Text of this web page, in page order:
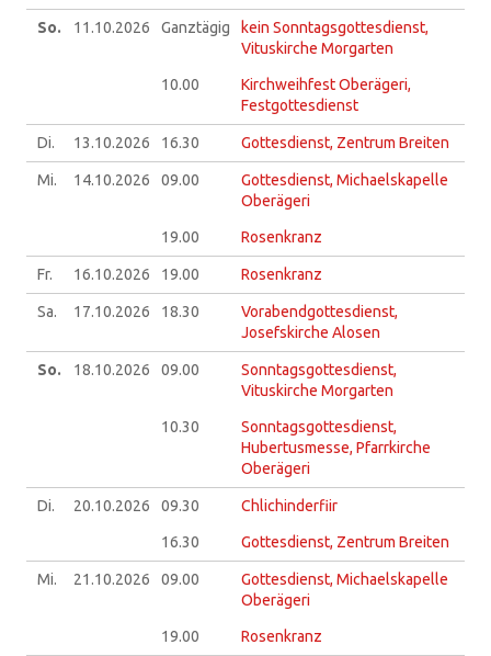
So. 11.10.2026 Ganztägig
kein Sonntagsgottesdienst,
Vituskirche Morgarten
10.00
Kirchweihfest Oberägeri,
Festgottesdienst
Di. 13.10.2026 16.30 Gottesdienst, Zentrum Breiten
Mi. 14.10.2026 09.00
Gottesdienst, Michaelskapelle
Oberägeri
19.00 Rosenkranz
Fr. 16.10.2026 19.00 Rosenkranz
Sa. 17.10.2026 18.30
Vorabendgottesdienst,
Josefskirche Alosen
So. 18.10.2026 09.00
Sonntagsgottesdienst,
Vituskirche Morgarten
10.30
Sonntagsgottesdienst,
Hubertusmesse, Pfarrkirche
Oberägeri
Di. 20.10.2026 09.30 Chlichinderfiir
16.30 Gottesdienst, Zentrum Breiten
Mi. 21.10.2026 09.00
Gottesdienst, Michaelskapelle
Oberägeri
19.00 Rosenkranz